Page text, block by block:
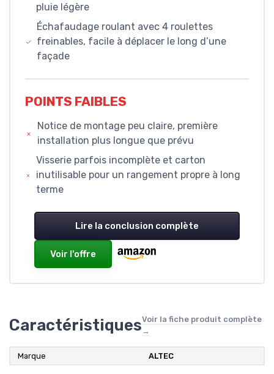
pluie légère
Échafaudage roulant avec 4 roulettes
freinables, facile à déplacer le long d’une
façade
POINTS FAIBLES
Notice de montage peu claire, première
installation plus longue que prévu
Visserie parfois incomplète et carton
inutilisable pour un rangement propre à long
terme
Lire la conclusion complète
Voir l'offre
CaractéristiquesVoir la fiche produit complète
→
Marque ALTEC